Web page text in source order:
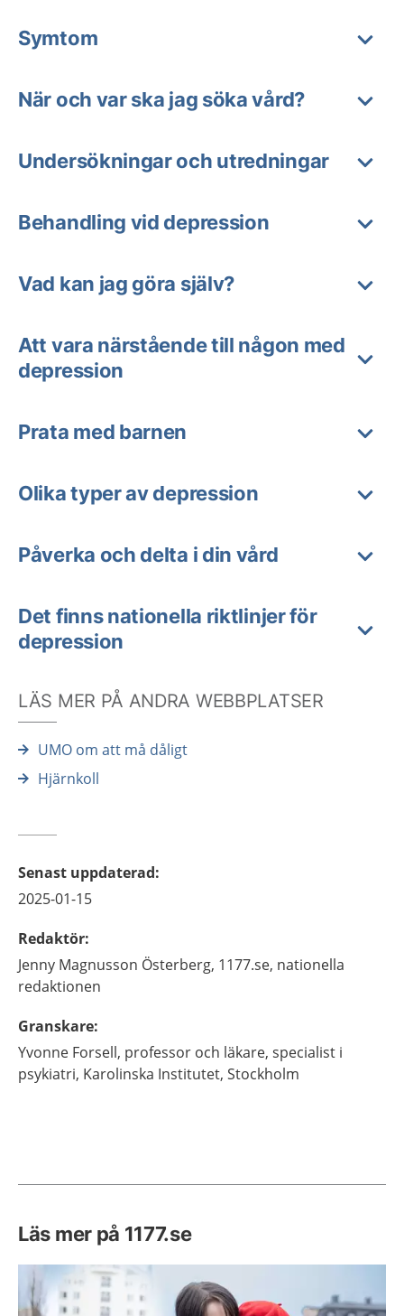
Symtom
När och var ska jag söka vård?
Undersökningar och utredningar
Behandling vid depression
Vad kan jag göra själv?
Att vara närstående till någon med
depression
Prata med barnen
Olika typer av depression
Påverka och delta i din vård
Det finns nationella riktlinjer för
depression
LÄS MER PÅ ANDRA WEBBPLATSER
UMO om att må dåligt
Hjärnkoll
Senast uppdaterad:
2025-01-15
Redaktör:
Jenny Magnusson Österberg, 1177.se, nationella
redaktionen
Granskare:
Yvonne Forsell, professor och läkare, specialist i
psykiatri, Karolinska Institutet, Stockholm
Läs mer på 1177.se